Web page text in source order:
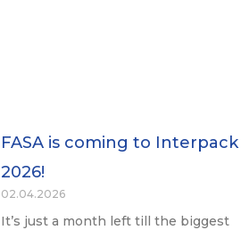
FASA is coming to Interpack
2026!
02.04.2026
It’s just a month left till the biggest